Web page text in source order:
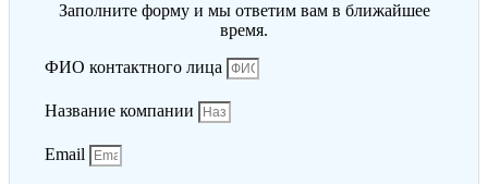
Заполните форму и мы ответим вам в ближайшее
время.
ФИО контактного лица
Название компании
Email